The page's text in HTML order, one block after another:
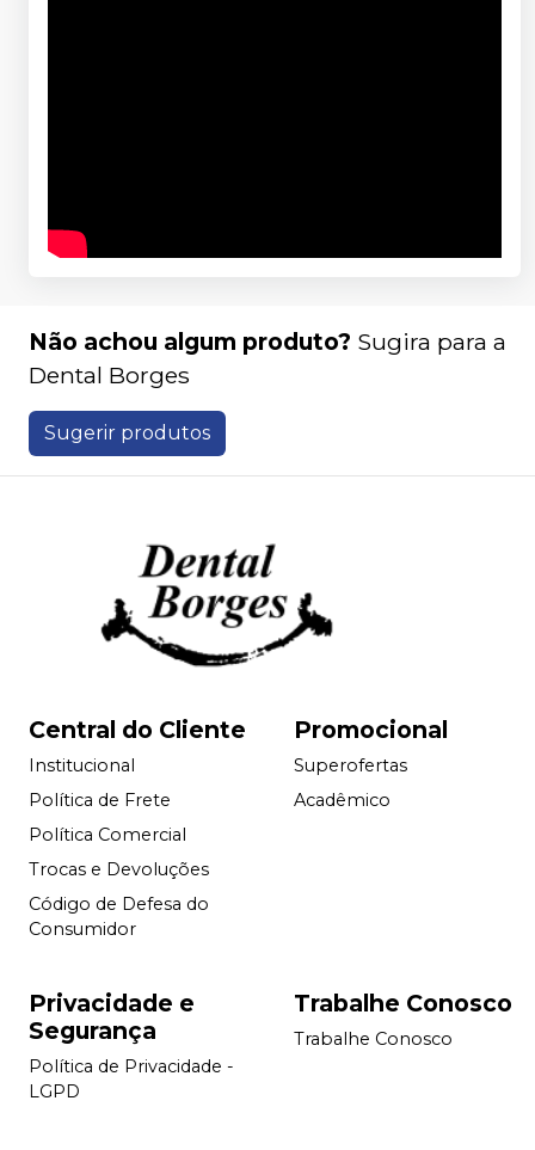
Não achou algum produto? Sugira para a
Dental Borges
Sugerir produtos
Central do Cliente
Institucional
Política de Frete
Política Comercial
Trocas e Devoluções
Código de Defesa do
Consumidor
Promocional
Superofertas
Acadêmico
Privacidade e
Segurança
Política de Privacidade -
LGPD
Trabalhe Conosco
Trabalhe Conosco